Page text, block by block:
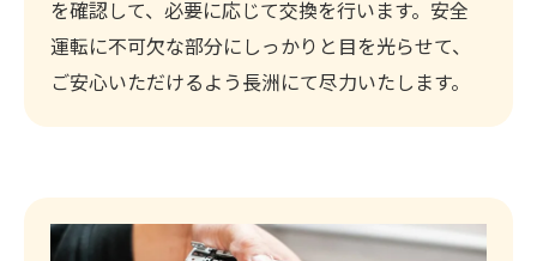
を確認して、必要に応じて交換を行います。安全
運転に不可欠な部分にしっかりと目を光らせて、
ご安心いただけるよう長洲にて尽力いたします。